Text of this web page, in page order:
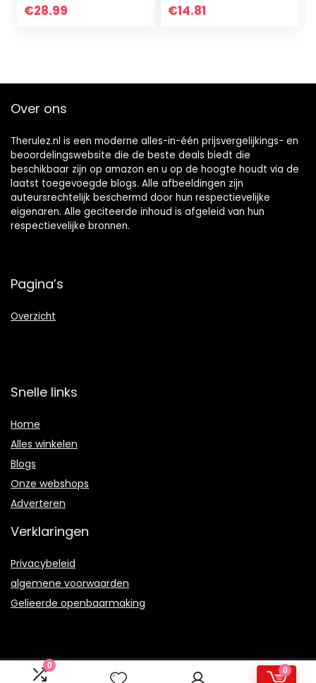
0
0
gemaakt in de EU,
€28.99 €14.81
Over ons
Therulez.nl is een moderne alles-in-één prijsvergelijkings- en
beoordelingswebsite die de beste deals biedt die
beschikbaar zijn op amazon en u op de hoogte houdt via de
laatst toegevoegde blogs. Alle afbeeldingen zijn
auteursrechtelijk beschermd door hun respectievelijke
eigenaren. Alle geciteerde inhoud is afgeleid van hun
respectievelijke bronnen.
Pagina’s
Overzicht
Snelle links
Home
Alles winkelen
Blogs
Onze webshops
Adverteren
Verklaringen
Privacybeleid
algemene voorwaarden
Gelieerde openbaarmaking
2021 © Therulez.nl Alle rechten voorbehouden